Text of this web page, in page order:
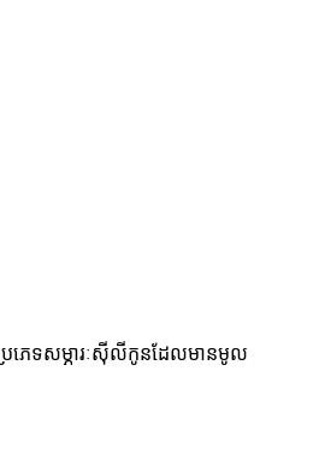
រភេទសម្ភារៈស៊ីលីកូនដែលមានមូល